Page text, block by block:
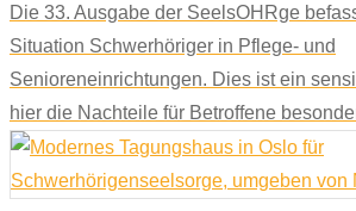
Die 33. Ausgabe der SeelsOHRge
Situation Schwerhöriger in Pflege- und
Senioreneinrichtungen. Dies ist ein
hier die Nachteile für Betroffene